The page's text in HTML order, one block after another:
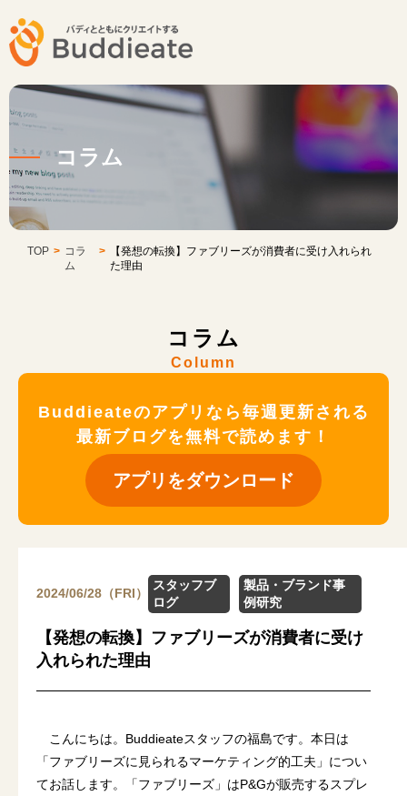
コラム
TOP > コラ
ム
>
【発想の転換】ファブリーズが消費者に受け入れられ
た理由
コラム
Column
Buddieateのアプリなら毎週更新される
最新ブログを無料で読めます！
アプリをダウンロード
2024/06/28（FRI）
スタッフブ
ログ
製品・ブランド事
例研究
【発想の転換】ファブリーズが消費者に受け
入れられた理由
こんにちは。Buddieateスタッフの福島です。本日は
「ファブリーズに見られるマーケティング的工夫」につい
てお話します。「ファブリーズ」はP&Gが販売するスプレ